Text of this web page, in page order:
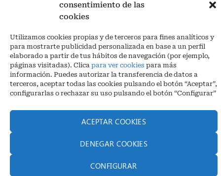
consentimiento de las
cookies
Utilizamos cookies propias y de terceros para fines analíticos y
para mostrarte publicidad personalizada en base a un perfil
elaborado a partir de tus hábitos de navegación (por ejemplo,
páginas visitadas). Clica para ver cookies para más
información. Puedes autorizar la transferencia de datos a
terceros, aceptar todas las cookies pulsando el botón “Aceptar”,
configurarlas o rechazar su uso pulsando el botón “Configurar”
ACEPTAR COOKIES
DENEGAR COOKIES
CONFIGURAR
Aviso legal|Política de privacidad
Ctra. A-3132, De Aguilar a A-318 por Moriles km 15,5 M.I. (Córdoba)
España
COORDENADAS: Latitud: 37,40 – Longitud -04,58 | Telf. + 34 957 51
30 68
info@infrico.com Infrico SL 2026©. Diseñado porBabait Technology